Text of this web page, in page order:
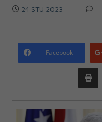
24 STU 2023
Facebook